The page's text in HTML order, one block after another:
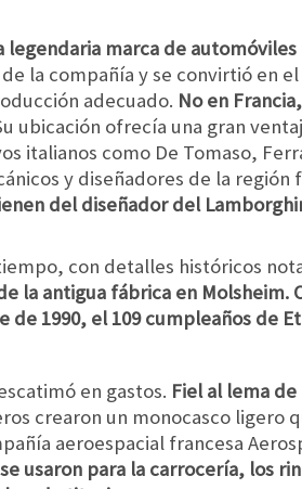
marca de
la compañía y se convirtió en
adecuado. No en
ubicación ofrecía una gran
italianos como De Tomaso,
y diseñadores de la región
del diseñador del
con detalles históricos
la antigua fábrica en Molsheim.
1990, el 109 cumpleaños de
en gastos. Fiel al lema
crearon un monocasco ligero
aeroespacial francesa
usaron para la carrocería, los